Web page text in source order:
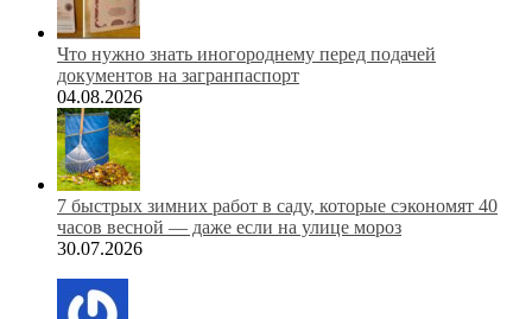
Что нужно знать иногороднему перед подачей
документов на загранпаспорт
04.08.2026
7 быстрых зимних работ в саду, которые сэкономят 40
часов весной — даже если на улице мороз
30.07.2026